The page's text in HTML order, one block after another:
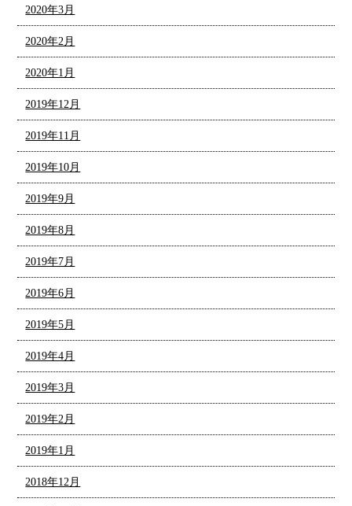
2020年3月
2020年2月
2020年1月
2019年12月
2019年11月
2019年10月
2019年9月
2019年8月
2019年7月
2019年6月
2019年5月
2019年4月
2019年3月
2019年2月
2019年1月
2018年12月